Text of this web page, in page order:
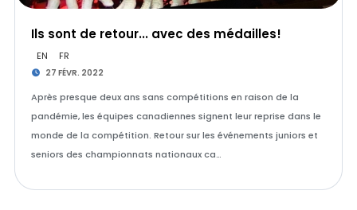
Ils sont de retour... avec des médailles!
EN FR
27 FÉVR. 2022
Après presque deux ans sans compétitions en raison de la
pandémie, les équipes canadiennes signent leur reprise dans le
monde de la compétition. Retour sur les événements juniors et
seniors des championnats nationaux ca…